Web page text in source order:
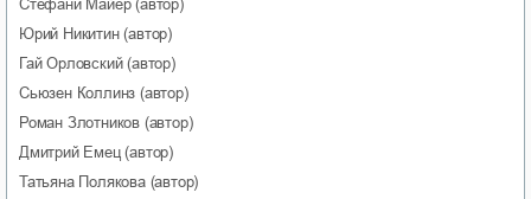
Стефани Майер(автор)
Юрий Никитин(автор)
Гай Орловский(автор)
Сьюзен Коллинз (автор)
Роман Злотников (автор)
Дмитрий Емец(автор)
Татьяна Полякова(автор)